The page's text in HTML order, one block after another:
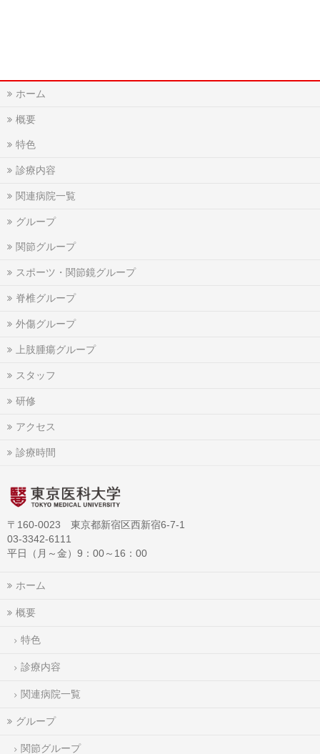
ホーム
概要
特色
診療内容
関連病院一覧
グループ
関節グループ
スポーツ・関節鏡グループ
脊椎グループ
外傷グループ
上肢腫瘍グループ
スタッフ
研修
アクセス
診療時間
〒160-0023 東京都新宿区西新宿6-7-1
03-3342-6111
平日（月～金）9：00～16：00
ホーム
概要
特色
診療内容
関連病院一覧
グループ
関節グループ